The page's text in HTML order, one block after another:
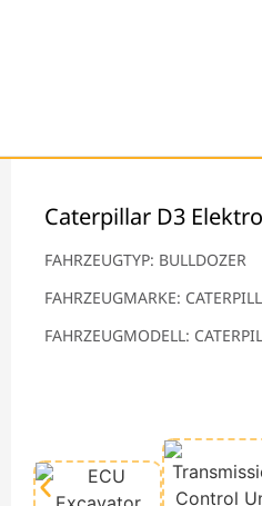
Caterpillar D3
FAHRZEUGTYP: BULLDOZER
FAHRZEUGMARKE:
FAHRZEUGMODELL: